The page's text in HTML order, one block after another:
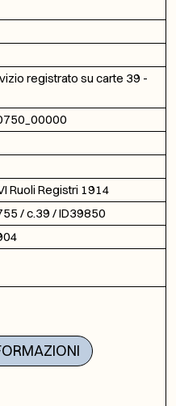
registrato su carte 39 -
Ruoli Registri 1914
/ c.39 / ID39850